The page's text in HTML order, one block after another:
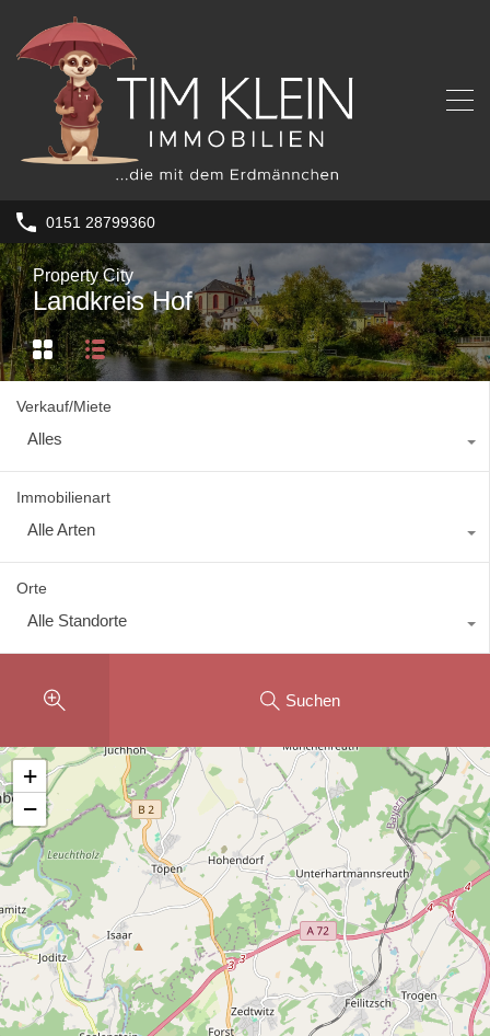
0151 28799360
Property City
Landkreis Hof
Verkauf/Miete
Alles
Immobilienart
Alle Arten
Orte
Alle Standorte
Suchen
+
−